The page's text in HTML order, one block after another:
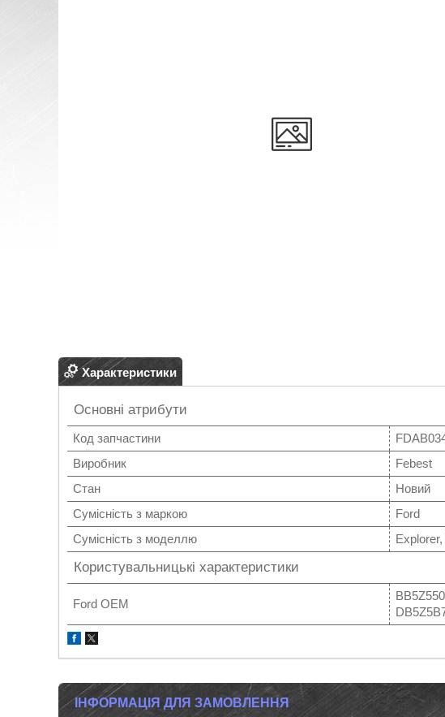
Характеристики
Основні атрибути
Код запчастини
Виробник
Febest
Стан
Новий
Сумісність з маркою
Ford
Сумісність з моделлю
Explorer,
Користувальницькі характеристики
Ford OEM
ІНФОРМАЦІЯ ДЛЯ ЗАМОВЛЕННЯ